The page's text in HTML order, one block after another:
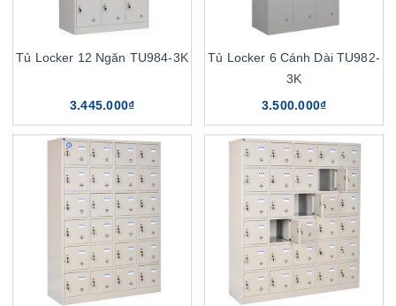
Tủ Locker 12 Ngăn TU984-3K
3.445.000₫
Tủ Locker 6 Cánh Dài TU982-
3K
3.500.000₫